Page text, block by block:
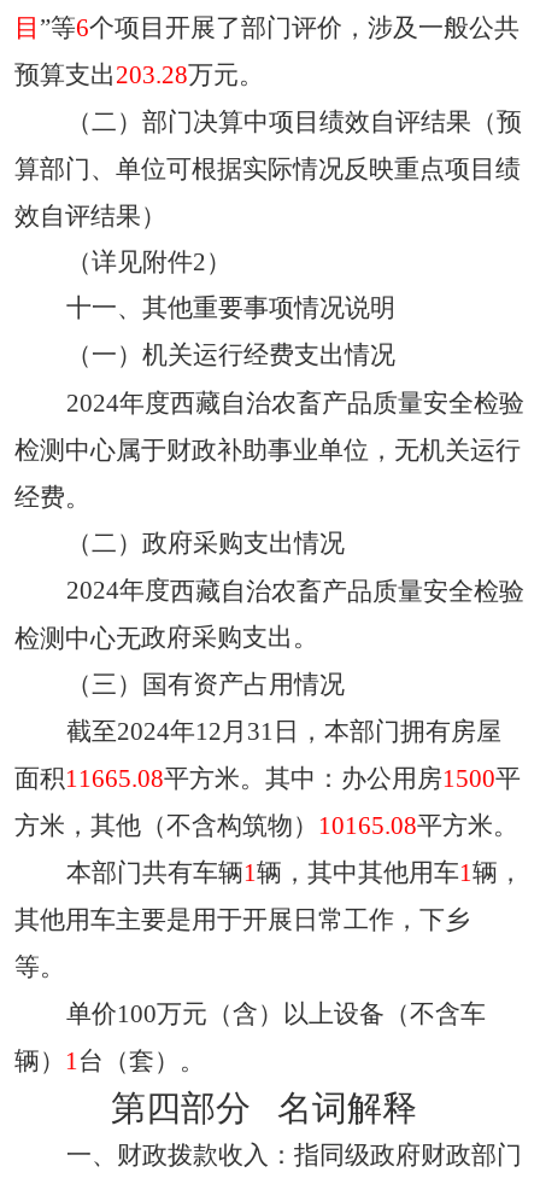
目 ”等6个项目开展了部门评价， 涉及一般公共
预算支出203.28万元。
（二）部门决算中项目绩效自评结果（预
算部门、单位可根据实际情况反映重点项目绩
效自评结果）
（详见附件2）
十一、其他重要事项情况说明
（一）机关运行经费支出情况
2024年度西藏自治农畜产品质量安全检验
检测中心属于财政补助事业单位，无机关运行
经费。
（二）政府采购支出情况
2024年度西藏自治农畜产品质量安全检验
检测中心无政府采购支出 。
（三）国有资产占用情况
截至2024年12月31日，本部门拥有房屋
面积11665.08平方米。 其中：办公用房1500平
方米，其他（不含构筑物） 10165.08平方米。
本部门共有车辆1辆，其中其他用车1辆，
其他用车主要是用于开展日常工作，下乡
等。
单价100万元（含）以上设备（不含车
辆） 1台（套）。
第四部分 名词解释
一、 财政拨款收入：指同级政府财政部门